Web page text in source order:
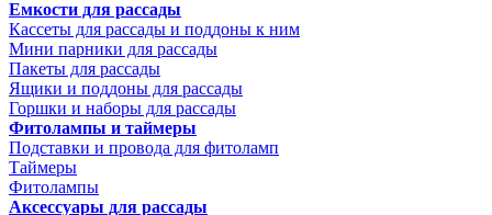
Емкости для рассады
Кассеты для рассады и поддоны к ним
Мини парники для рассады
Пакеты для рассады
Ящики и поддоны для рассады
Горшки и наборы для рассады
Фитолампы и таймеры
Подставки и провода для фитоламп
Таймеры
Фитолампы
Аксессуары для рассады